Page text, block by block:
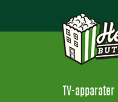
TV-apparater